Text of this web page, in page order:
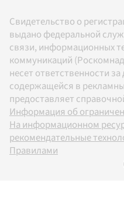
Свидетельство о
выдано федеральной
связи, информационных
коммуникаций
несет ответственности
содержащейся в
предоставляет
Информация об
На информационном
рекомендательные
Правилами